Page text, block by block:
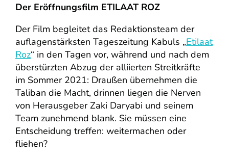
Der Eröffnungsfilm ETILAAT ROZ
Der Film begleitet das Redaktionsteam der
auflagenstärksten Tageszeitung Kabuls „Etilaat
Roz“ in den Tagen vor, während und nach dem
überstürzten Abzug der alliierten Streitkräfte
im Sommer 2021: Draußen übernehmen die
Taliban die Macht, drinnen liegen die Nerven
von Herausgeber Zaki Daryabi und seinem
Team zunehmend blank. Sie müssen eine
Entscheidung treffen: weitermachen oder
fliehen?